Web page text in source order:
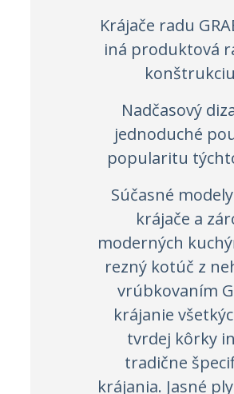
Krájače radu
iná produktová
Nadčasový
jednoduché
popularitu
Súčasné
krájače a
moderných
rezný kotúč z
vrúbkovaním
krájanie
tvrdej kôrky
tradične
krájania. Jasné